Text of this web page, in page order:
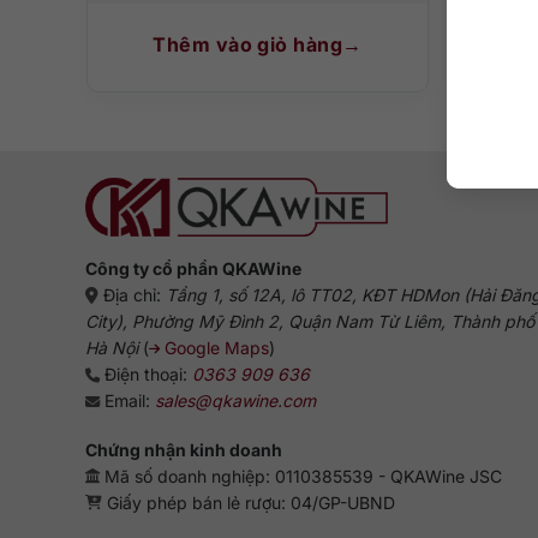
Thêm vào giỏ hàng
Công ty cổ phần QKAWine
Địa chỉ: Tầng 1, số 12A, lô TT02, KĐT HDMon (Hải
City), Phường Mỹ Đình 2, Quận Nam Từ Liêm, Thành phố
Hà Nội( Google Maps)
Điện thoại: 0363 909 636
Email: sales@qkawine.com
Chứng nhận kinh doanh
Mã số doanh nghiệp: 0110385539 - QKAWine JSC
Giấy phép bán lẻ rượu: 04/GP-UBND